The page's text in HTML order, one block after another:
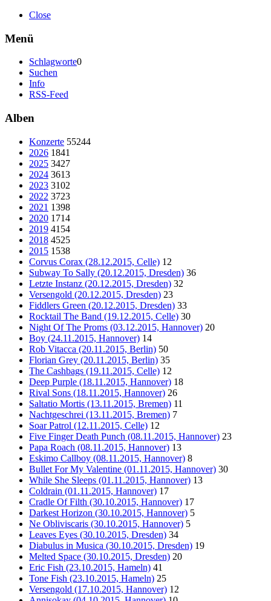
Close
Menü
Schlagworte0
Suchen
Info
RSS-Feed
Alben
Konzerte 55244
2026 1841
2025 3427
2024 3613
2023 3102
2022 3723
2021 1398
2020 1714
2019 4154
2018 4525
2015 1538
Corvus Corax (28.12.2015, Celle) 12
Subway To Sally (20.12.2015, Dresden) 36
Letzte Instanz (20.12.2015, Dresden) 32
Versengold (20.12.2015, Dresden) 23
Fiddlers Green (20.12.2015, Dresden) 33
Rocktail The Band (19.12.2015, Celle) 30
Night Of The Proms (03.12.2015, Hannover) 20
Boy (24.11.2015, Hannover) 14
Rob Vitacca (20.11.2015, Berlin) 50
Florian Grey (20.11.2015, Berlin) 35
The Cashbags (19.11.2015, Celle) 12
Deep Purple (18.11.2015, Hannover) 18
Rival Sons (18.11.2015, Hannover) 26
Saltatio Mortis (13.11.2015, Bremen) 11
Nachtgeschrei (13.11.2015, Bremen) 7
Soar Patrol (12.11.2015, Celle) 12
Five Finger Death Punch (08.11.2015, Hannover) 23
Papa Roach (08.11.2015, Hannover) 13
Eskimo Callboy (08.11.2015, Hannover) 8
Bullet For My Valentine (01.11.2015, Hannover) 30
While She Sleeps (01.11.2015, Hannover) 13
Coldrain (01.11.2015, Hannover) 17
Cradle Of Filth (30.10.2015, Hannover) 17
Darkest Horizon (30.10.2015, Hannover) 5
Ne Obliviscaris (30.10.2015, Hannover) 5
Leaves Eyes (30.10.2015, Dresden) 34
Diabulus in Musica (30.10.2015, Dresden) 19
Melted Space (30.10.2015, Dresden) 20
Eric Fish (23.10.2015, Hameln) 41
Tone Fish (23.10.2015, Hameln) 25
Versengold (17.10.2015, Hannover) 12